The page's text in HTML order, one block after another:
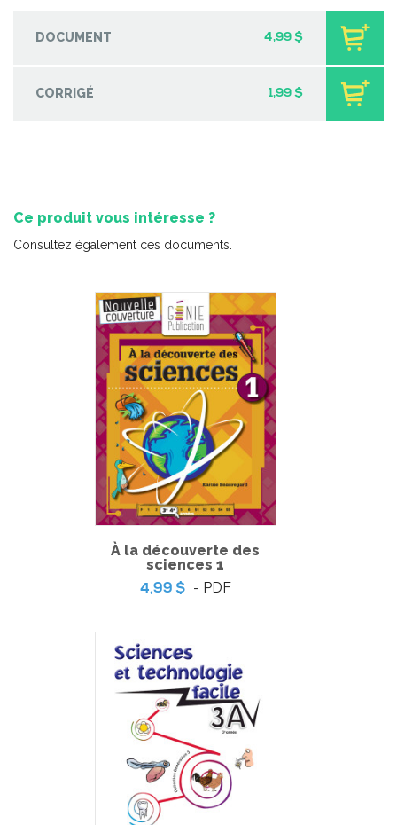
Totally English 4
6,99 $-PDF
Totally English 3
-PDF
DOCUMENT 4,99 $
CORRIGÉ 1,99 $
Ce produit vous intéresse ?
Consultez également ces documents.
À la découverte des
sciences 1
4,99 $ - PDF